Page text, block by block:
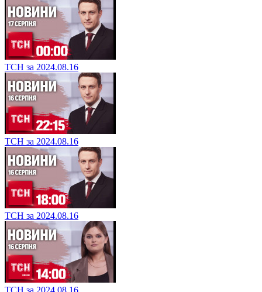
ТСН за 2024.08.16
ТСН за 2024.08.16
ТСН за 2024.08.16
ТСН за 2024.08.16